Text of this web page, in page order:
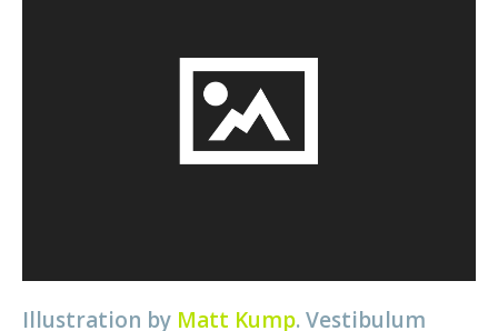
Illustration by Matt Kump. Vestibulum